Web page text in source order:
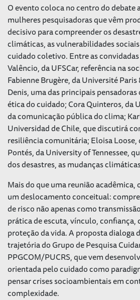
O evento coloca no centro do debate
mulheres pesquisadoras que vêm
decisivo para compreender os
climáticas, as vulnerabilidades
cuidado coletivo. Entre as
Valêncio, da UFSCar, referência na
Fabienne Brugère, da Université Paris
Denis, uma das principais
ética do cuidado; Cora Quinteros, da
da comunicação pública do clima;
Universidad de Chile, que discutirá
resiliência comunitária; Eloisa Loose,
Pontés, da University of Tennessee,
dos desastres, as mudanças
Mais do que uma reunião acadêmica,
um deslocamento conceitual:
de risco não apenas como
prática de escuta, vínculo, confiança,
proteção da vida. A proposta dialoga
trajetória do Grupo de Pesquisa
PPGCOM/PUCRS, que vem
orientada pelo cuidado como
pensar crises socioambientais em
complexidade.